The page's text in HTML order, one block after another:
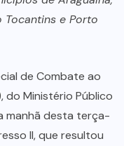
Tocantins e Porto
de Combate ao
do Ministério Público
manhã desta terça-
II, que resultou